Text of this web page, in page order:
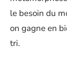
le besoin du
on gagne en
tri.